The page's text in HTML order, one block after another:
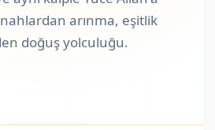
arınma, eşitlik
doğuş yolculuğu.